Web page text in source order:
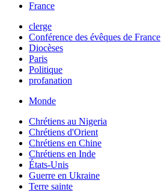
France
clerge
Conférence des évêques de France
Diocèses
Paris
Politique
profanation
Monde
Chrétiens au Nigeria
Chrétiens d'Orient
Chrétiens en Chine
Chrétiens en Inde
États-Unis
Guerre en Ukraine
Terre sainte